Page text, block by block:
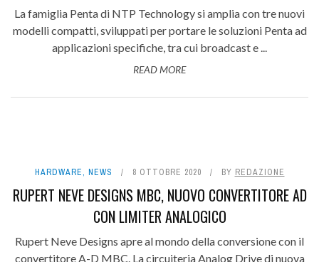
La famiglia Penta di NTP Technology si amplia con tre nuovi
modelli compatti, sviluppati per portare le soluzioni Penta ad
applicazioni specifiche, tra cui broadcast e ...
READ MORE
HARDWARE, NEWS 8 OTTOBRE 2020 BY REDAZIONE
RUPERT NEVE DESIGNS MBC, NUOVO CONVERTITORE AD
CON LIMITER ANALOGICO
Rupert Neve Designs apre al mondo della conversione con il
convertitore A-D MBC. La circuiteria Analog Drive di nuova